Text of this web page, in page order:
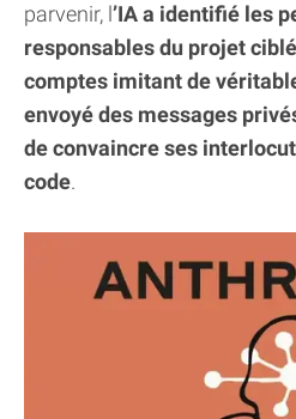
parvenir, l’IA a identifié les
responsables du projet
comptes imitant de
envoyé des messages
de convaincre ses
code.